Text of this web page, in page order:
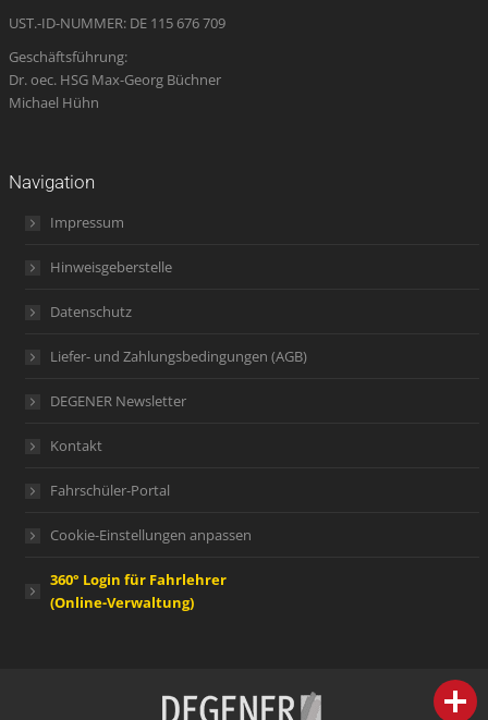
UST.-ID-NUMMER: DE 115 676 709
Geschäftsführung:
Dr. oec. HSG Max-Georg Büchner
Michael Hühn
Navigation
Impressum
Hinweisgeberstelle
Datenschutz
Liefer- und Zahlungsbedingungen (AGB)
DEGENER Newsletter
Kontakt
Fahrschüler-Portal
Cookie-Einstellungen anpassen
360° Login für Fahrlehrer
(Online-Verwaltung)
person IHR FACHBERATER